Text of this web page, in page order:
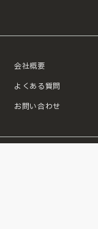
会社概要
よくある質問
お問い合わせ